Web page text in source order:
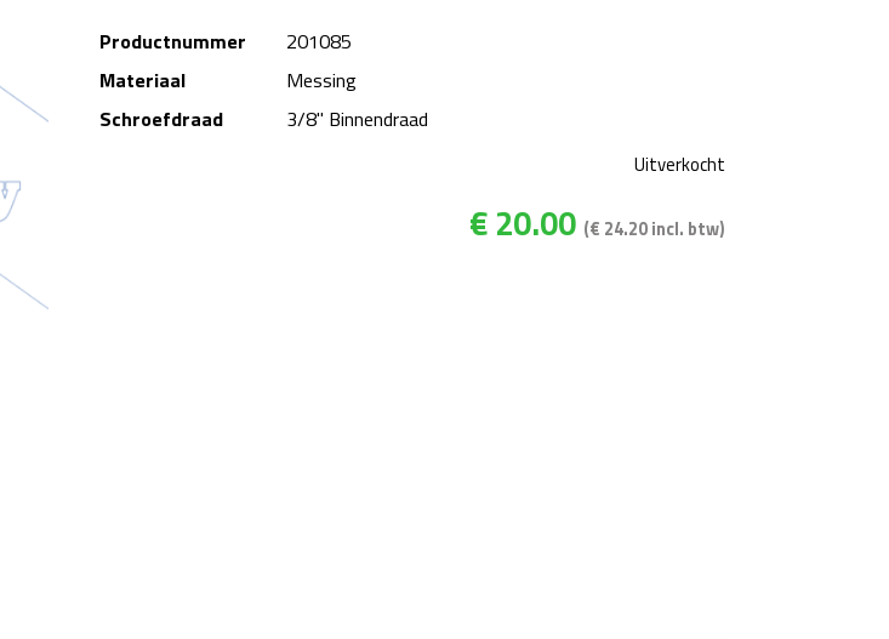
Productnummer
201085
Materiaal
Messing
Schroefdraad
3/8" Binnendraad
€20.00 (€ 24.20incl. btw)
Uitverkocht